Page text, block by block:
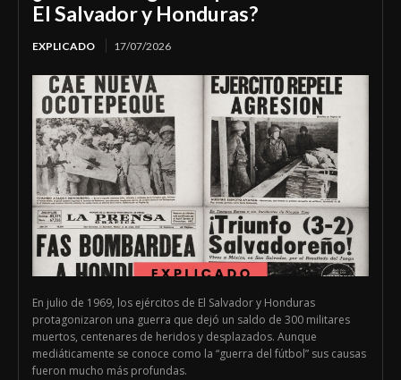
El Salvador y Honduras?
EXPLICADO 17/07/2026
En julio de 1969, los ejércitos de El Salvador y Honduras
protagonizaron una guerra que dejó un saldo de 300 militares
muertos, centenares de heridos y desplazados. Aunque
mediáticamente se conoce como la “guerra del fútbol” sus causas
fueron mucho más profundas.